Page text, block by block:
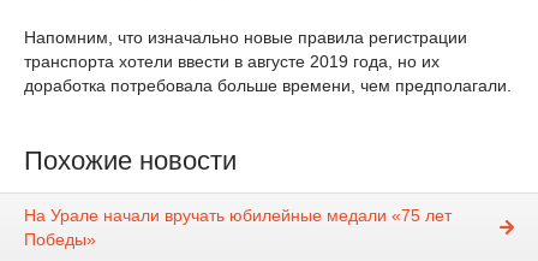
Напомним, что изначально новые правила регистрации
транспорта хотели ввести в августе 2019 года, но их
доработка потребовала больше времени, чем предполагали.
Похожие новости
На Урале начали вручать юбилейные медали «75 лет
Победы»